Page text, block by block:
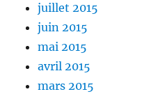
juillet 2015
juin 2015
mai 2015
avril 2015
mars 2015